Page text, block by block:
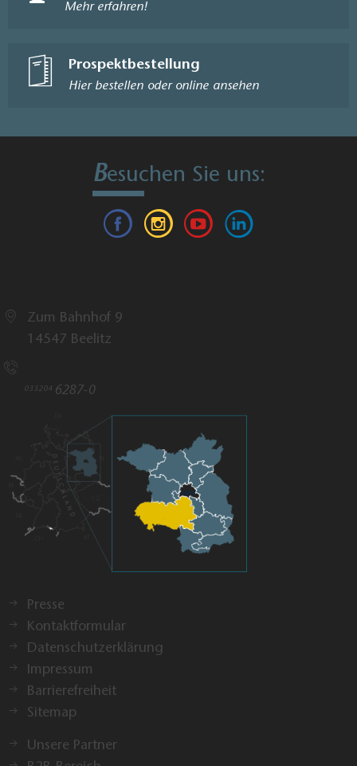
Mehr erfahren!
Prospektbestellung
Hier bestellen oder online ansehen
Besuchen Sie uns:
Zum Bahnhof 9
14547 Beelitz
033204 6287-0
Presse
Kontaktformular
Datenschutzerklärung
Impressum
Barrierefreiheit
Sitemap
Unsere Partner